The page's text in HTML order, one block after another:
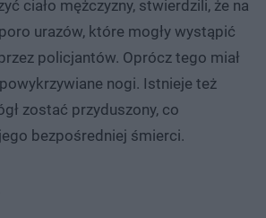
ciało mężczyzny, stwierdzili, że na
urazów, które mogły wystąpić
policjantów. Oprócz tego miał
nogi. Istnieje też
zostać przyduszony, co
bezpośredniej śmierci.